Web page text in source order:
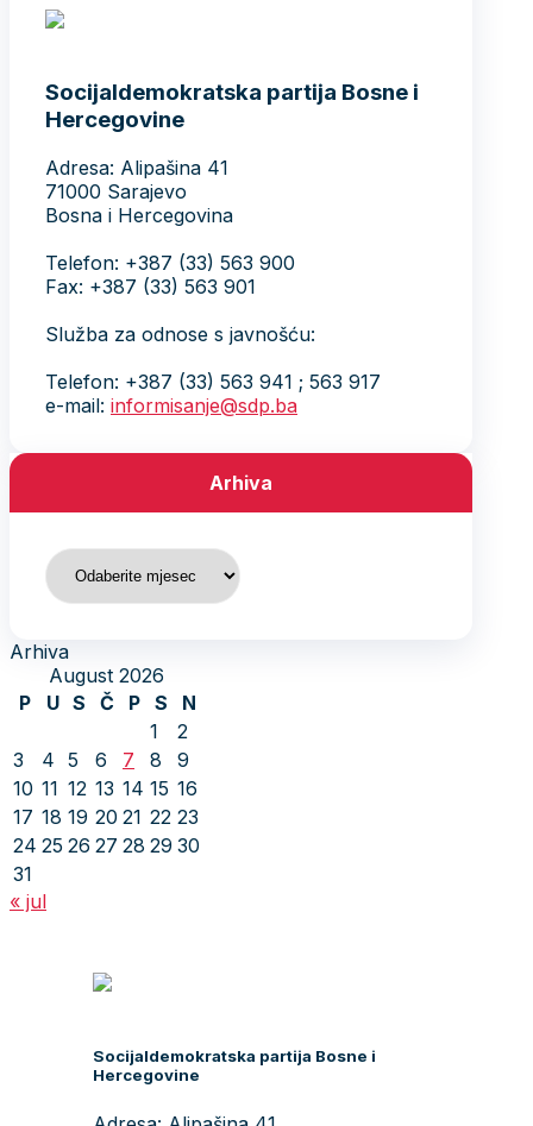
Socijaldemokratska partija Bosne i
Hercegovine
Adresa: Alipašina 41
71000 Sarajevo
Bosna i Hercegovina
Telefon: +387 (33) 563 900
Fax: +387 (33) 563 901
Služba za odnose s javnošću:
Telefon: +387 (33) 563 941 ; 563 917
e-mail: informisanje@sdp.ba
Arhiva
Arhiva
Arhiva
August 2026
P
U S Č P S
N
1
2
3
4 5 6 7 8
9
10 11 12 13 14 15 16
17 18 19 20 21 22 23
24 25 26 27 28 29 30
31
« jul
Socijaldemokratska partija Bosne i
Hercegovine